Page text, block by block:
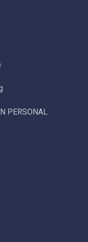
PERSONAL